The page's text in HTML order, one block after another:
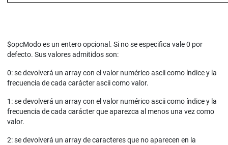
$opcModo es un entero opcional. Si no se especifica vale 0 por
defecto. Sus valores admitidos son:
0: se devolverá un array con el valor numérico ascii como índice y la
frecuencia de cada carácter ascii como valor.
1: se devolverá un array con el valor numérico ascii como índice y la
frecuencia de cada carácter que aparezca al menos una vez como
valor.
2: se devolverá un array de caracteres que no aparecen en la